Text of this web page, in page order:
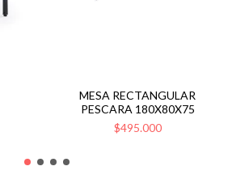
MESA RECTANGULAR
PESCARA 180X80X75
$495.000